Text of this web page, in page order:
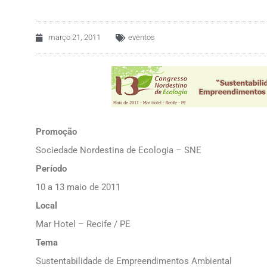
março 21, 2011 eventos
Promoção
Sociedade Nordestina de Ecologia – SNE
Período
10 a 13 maio de 2011
Local
Mar Hotel – Recife / PE
Tema
Sustentabilidade de Empreendimentos Ambiental